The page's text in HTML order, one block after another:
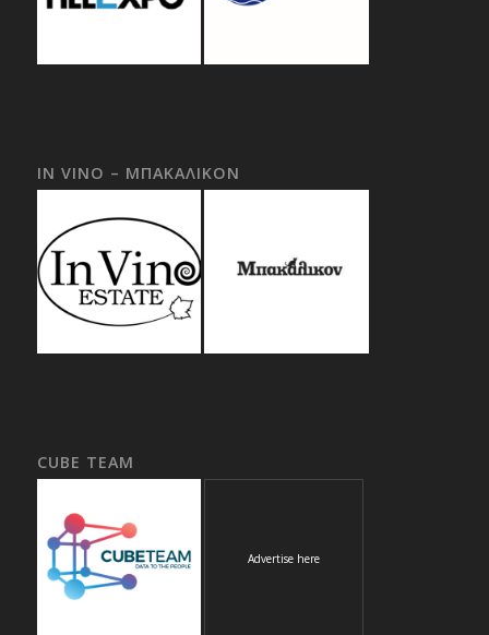
IN VINO – ΜΠΑΚΑΛΙΚΟΝ
CUBE TEAM
Advertise here